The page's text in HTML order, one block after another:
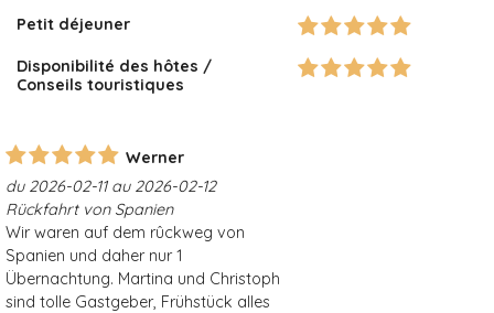
Petit déjeuner
Disponibilité des hôtes /
Conseils touristiques
Werner
du 2026-02-11 au 2026-02-12
Rückfahrt von Spanien
Wir waren auf dem rûckweg von
Spanien und daher nur 1
Übernachtung. Martina und Christoph
sind tolle Gastgeber, Frühstück alles